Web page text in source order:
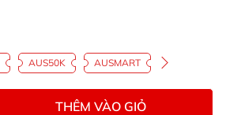
AUS50K AUSMART
THÊM VÀO GIỎ